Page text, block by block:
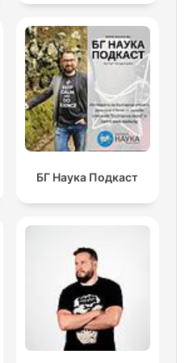
БГ Наука Подкаст